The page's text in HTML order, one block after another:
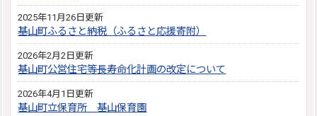
2025年11月26日更新
基山町ふるさと納税（ふるさと応援寄附）
2026年2月2日更新
基山町公営住宅等長寿命化計画の改定について
2026年4月1日更新
基山町立保育所 基山保育園